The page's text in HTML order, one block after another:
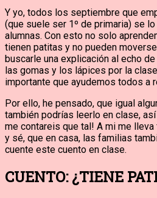
Y yo, todos los septiembre que
(que suele ser 1º de primaria) se
alumnas. Con esto no solo
tienen patitas y no pueden
buscarle una explicación al echo
las gomas y los lápices por la
importante que ayudemos todos a
Por ello, he pensado, que igual
también podrías leerlo en clase, así
me contareis que tal! A mi me
y sé, que en casa, las familias
cuente este cuento en clase.
CUENTO: ¿TIENE